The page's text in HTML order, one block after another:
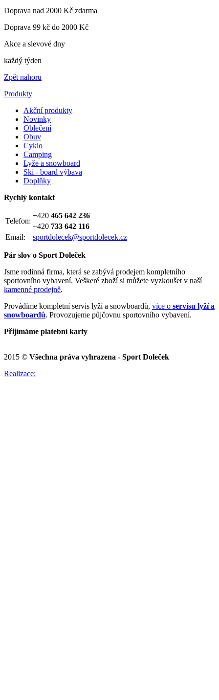
Doprava nad 2000 Kč zdarma
Doprava 99 kč do 2000 Kč
Akce a slevové dny
každý týden
Zpět nahoru
Produkty
Akční produkty
Novinky
Oblečení
Obuv
Cyklo
Camping
Lyže a snowboard
Ski - board výbava
Doplňky
Rychlý kontakt
Telefon:
+420 465 642 236
+420 733 642 116
Email:
sportdolecek@sportdolecek.cz
Pár slov o Sport Doleček
Jsme rodinná firma, která se zabývá prodejem kompletního
sportovního vybavení. Veškeré zboží si můžete vyzkoušet v naší
kamenné prodejně.
Provádíme kompletní servis lyží a snowboardů, více o servisu lyží a
snowboardů. Provozujeme půjčovnu sportovního vybavení.
Přijímáme platební karty
2015 © Všechna práva vyhrazena - Sport Doleček
Realizace: